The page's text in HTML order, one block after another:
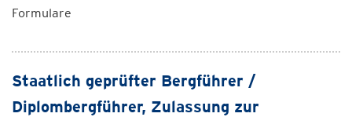
Formulare
Staatlich geprüfter Bergführer /
Diplombergführer, Zulassung zur